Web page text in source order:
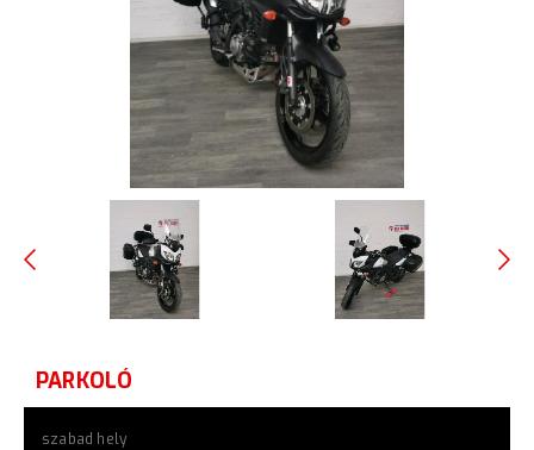
PARKOLÓ
szabad hely